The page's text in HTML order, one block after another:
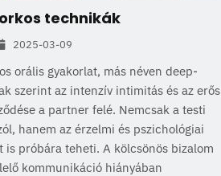
technikák
2025-03-09
orális gyakorlat, más néven deep-
szerint az intenzív intimitás és az erős
a partner felé. Nemcsak a testi
hanem az érzelmi és pszichológiai
is próbára teheti. A kölcsönös bizalom
kommunikáció hiányában